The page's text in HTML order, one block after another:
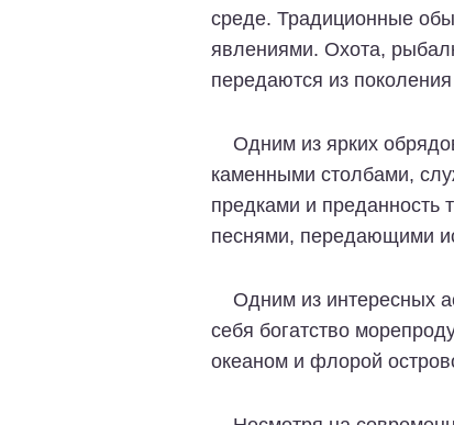
среде. Традиционные
явлениями. Охота,
передаются из
Одним из ярких
каменными столбами,
предками и преданность
песнями, передающими
Одним из интересных
себя богатство
океаном и флорой